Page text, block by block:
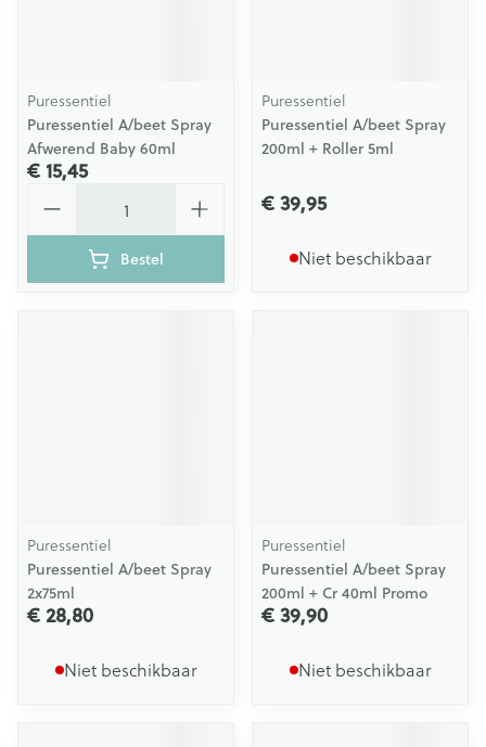
Puressentiel
Puressentiel A/beet Spray
Afwerend Baby 60ml
€ 15,45
Bestel
Puressentiel
Puressentiel A/beet Spray
200ml + Roller 5ml
€ 39,95
Niet beschikbaar
Puressentiel
Puressentiel A/beet Spray
2x75ml
€ 28,80
Niet beschikbaar
Puressentiel
Puressentiel A/beet Spray
200ml + Cr 40ml Promo
€ 39,90
Niet beschikbaar